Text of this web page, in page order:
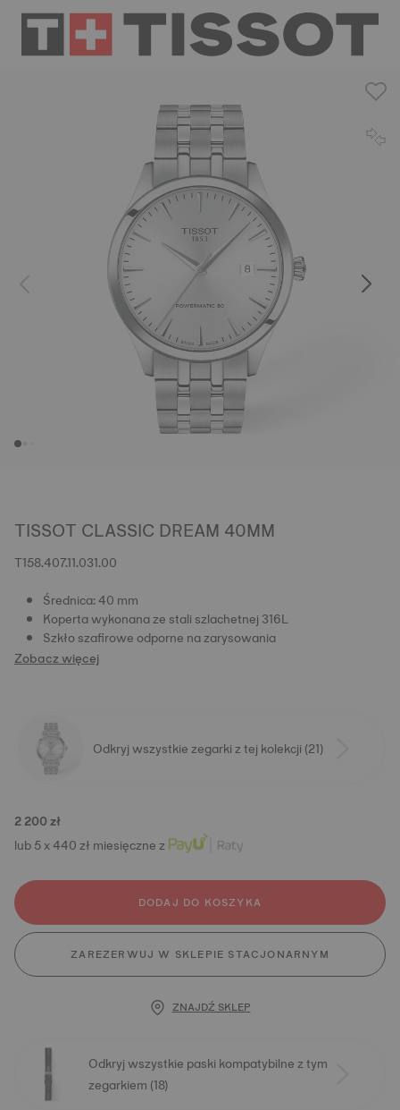
TISSOT CLASSIC DREAM 40MM
T158.407.11.031.00
Średnica: 40 mm
Koperta wykonana ze stali szlachetnej 316L
Szkło szafirowe odporne na zarysowania
Zobacz więcej
Odkryj wszystkie zegarki z tej kolekcji (21)
2 200 zł
lub 5 x 440 zł miesięczne z
DODAJ DO KOSZYKA
ZAREZERWUJ W SKLEPIE STACJONARNYM
ZNAJDŹ SKLEP
Odkryj wszystkie paski kompatybilne z tym
zegarkiem (18)